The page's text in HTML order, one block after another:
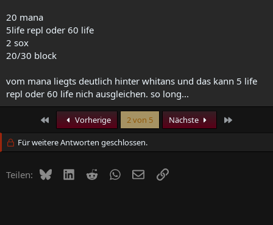
20 mana
5life repl oder 60 life
2 sox
20/30 block
vom mana liegts deutlich hinter whitans und das kann 5 life
repl oder 60 life nich ausgleichen. so long...
Erste Vorherige 2 von 5 Nächste
Für weitere Antworten geschlossen.
Teilen: BlueskyLinkedIn
RedditWhatsApp
E-MailLink